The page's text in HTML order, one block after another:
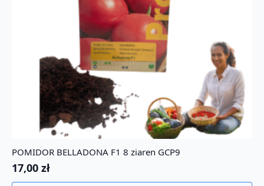
POMIDOR BELLADONA F1 8 ziaren GCP9
17,00 zł